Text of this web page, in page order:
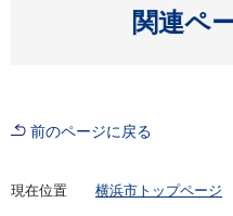
関連ペ
前のページに戻る
現在位置 横浜市トップページ